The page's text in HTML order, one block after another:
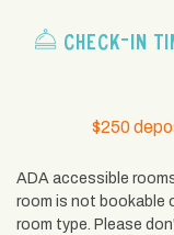
CHECK-IN
$250
ADA accessible
room is not bookable
room type. Please